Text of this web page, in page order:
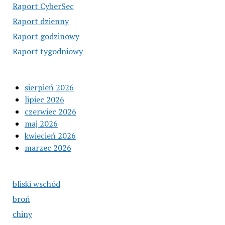
Raport CyberSec
Raport dzienny
Raport godzinowy
Raport tygodniowy
sierpień 2026
lipiec 2026
czerwiec 2026
maj 2026
kwiecień 2026
marzec 2026
bliski wschód
broń
chiny